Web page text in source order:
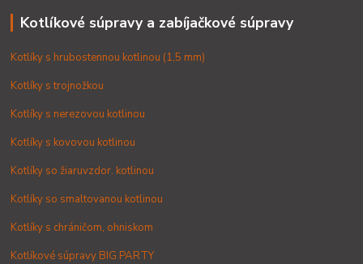
Kotlíkové súpravy a zabíjačkové súpravy
Kotlíky s hrubostennou kotlinou (1,5 mm)
Kotlíky s trojnožkou
Kotlíky s nerezovou kotlinou
Kotlíky s kovovou kotlinou
Kotlíky so žiaruvzdor. kotlinou
Kotlíky so smaltovanou kotlinou
Kotlíky s chráničom, ohniskom
Kotlíkové súpravy BIG PARTY